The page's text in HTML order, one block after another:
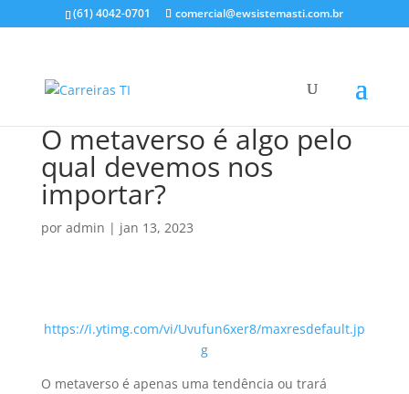
(61) 4042-0701 comercial@ewsistemasti.com.br
O metaverso é algo pelo
qual devemos nos
importar?
por admin | jan 13, 2023
https://i.ytimg.com/vi/Uvufun6xer8/maxresdefault.jp
g
O metaverso é apenas uma tendência ou trará